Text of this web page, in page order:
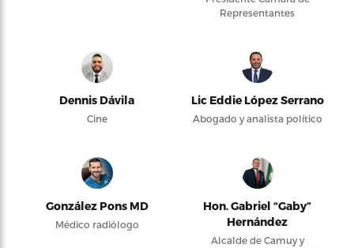
Representantes
Dennis Dávila
Cine
Lic Eddie López Serrano
Abogado y analista político
González Pons MD
Médico radiólogo
Hon. Gabriel “Gaby”
Hernández
Alcalde de Camuy y